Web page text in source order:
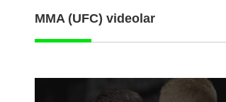
MMA (UFC) videolar